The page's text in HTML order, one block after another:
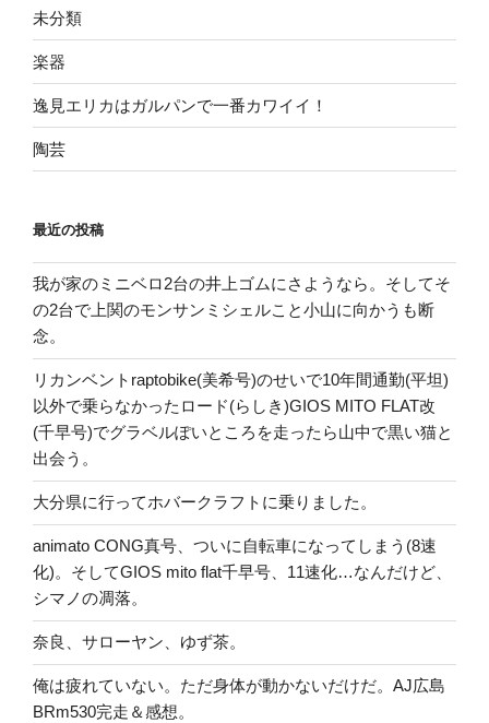
未分類
楽器
逸見エリカはガルパンで一番カワイイ！
陶芸
最近の投稿
我が家のミニベロ2台の井上ゴムにさようなら。そしてそ
の2台で上関のモンサンミシェルこと小山に向かうも断
念。
リカンベントraptobike(美希号)のせいで10年間通勤(平坦)
以外で乗らなかったロード(らしき)GIOS MITO FLAT改
(千早号)でグラベルぽいところを走ったら山中で黒い猫と
出会う。
大分県に行ってホバークラフトに乗りました。
animato CONG真号、ついに自転車になってしまう(8速
化)。そしてGIOS mito flat千早号、11速化…なんだけど、
シマノの凋落。
奈良、サローヤン、ゆず茶。
俺は疲れていない。ただ身体が動かないだけだ。AJ広島
BRm530完走＆感想。